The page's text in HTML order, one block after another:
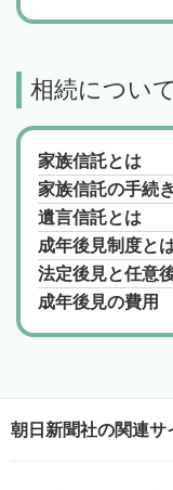
相続につい
家族信託とは
家族信託の手続き
遺言信託とは
成年後見制度と
法定後見と任意
成年後見の費用
朝日新聞社の関連サ